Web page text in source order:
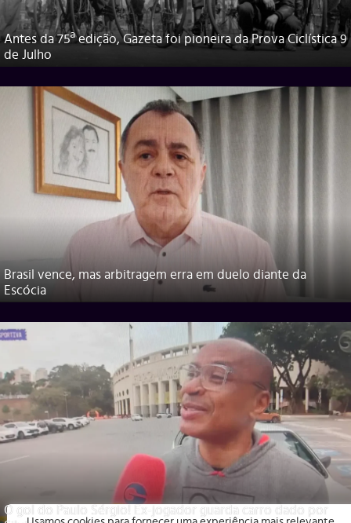
Antes da 75ª edição, Gazeta foi pioneira da Prova Ciclística 9
de Julho
Brasil vence, mas arbitragem erra em duelo diante da
Escócia
O gol do Paulo Sérgio! Ex-jogador guarda carro dado por